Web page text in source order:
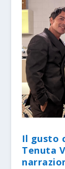
Il gusto
Tenuta